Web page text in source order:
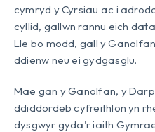
cymryd y Cyrsiau ac i
cyllid, gallwn rannu eich
Lle bo modd, gall y
ddienw neu ei gydgasglu.
Mae gan y Ganolfan, y
ddiddordeb cyfreithlon yn
dysgwyr gyda’r iaith